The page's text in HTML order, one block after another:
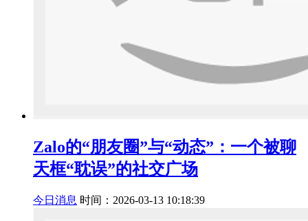
Zalo的“朋友圈”与“动态”：一个被聊
天框“耽误”的社交广场
今日消息 时间：2026-03-13 10:18:39